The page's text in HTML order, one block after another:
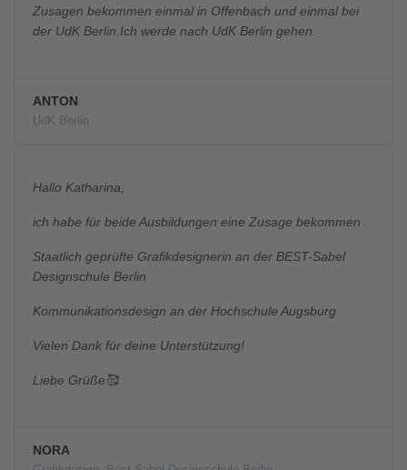
Zusagen bekommen einmal in Offenbach und einmal bei
der UdK Berlin.Ich werde nach UdK Berlin gehen.
ANTON
UdK Berlin
Hallo Katharina,
ich habe für beide Ausbildungen eine Zusage bekommen
Staatlich geprüfte Grafikdesignerin an der BEST-Sabel
Designschule Berlin
Kommunikationsdesign an der Hochschule Augsburg
Vielen Dank für deine Unterstützung!
Liebe Grüße🥰
NORA